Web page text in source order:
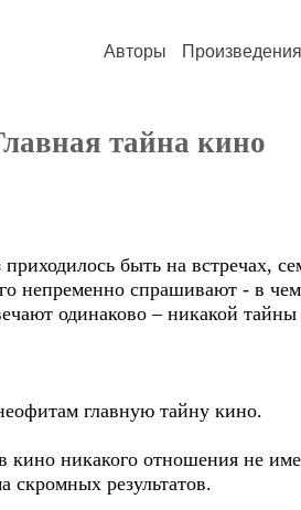
Авторы Произведения
тайна кино
быть на встречах,
непременно спрашивают - в
одинаково – никакой тайны
главную тайну кино.
кино никакого отношения не
скромных результатов.